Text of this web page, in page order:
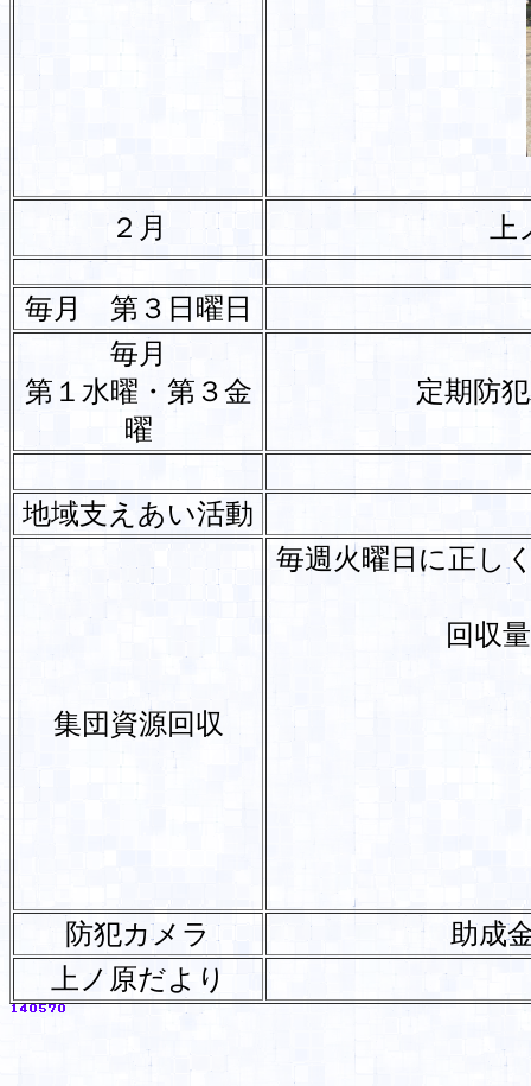
２月
毎月 第３日曜日
毎月
第１水曜・第３金
曜
定期防
地域支えあい活動
集団資源回収
毎週火曜日に正し
回収
防犯カメラ
助成
上ノ原だより